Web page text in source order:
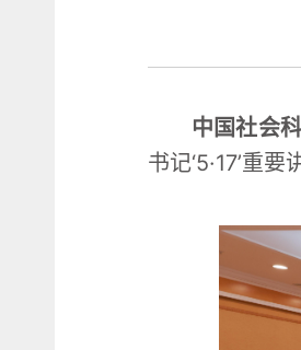
中国社会
书记‘5·17’重